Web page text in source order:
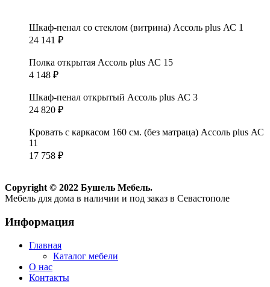
Шкаф-пенал со стеклом (витрина) Ассоль plus АС 1
24 141 ₽
Полка открытая Ассоль plus АС 15
4 148 ₽
Шкаф-пенал открытый Ассоль plus АС 3
24 820 ₽
Кровать с каркасом 160 см. (без матраца) Ассоль plus АС
11
17 758 ₽
Copyright © 2022 Бушель Мебель.
Мебель для дома в наличии и под заказ в Севастополе
Информация
Главная
Каталог мебели
О нас
Контакты